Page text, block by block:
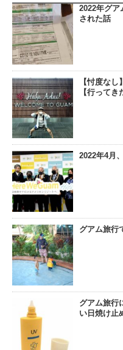
2022年グア
された話
【忖度な
【行ってき
2022年4月
グアム旅行
グアム旅行
い日焼け止